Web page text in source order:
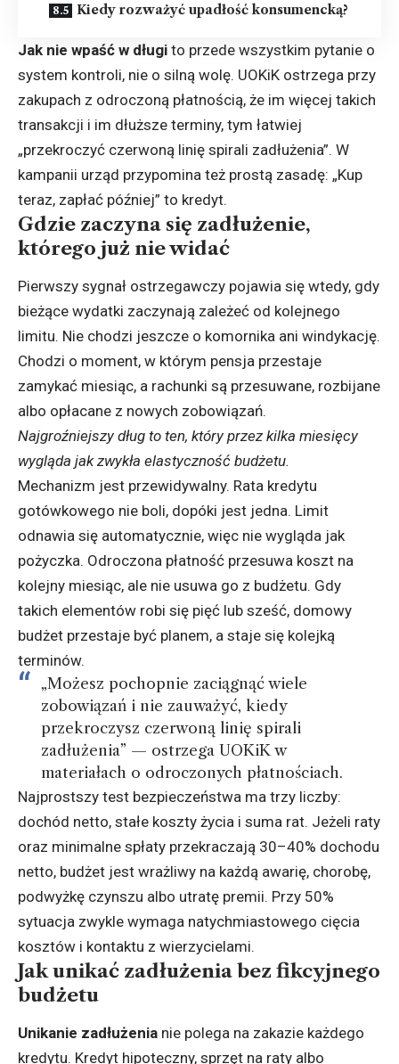
Kiedy rozważyć upadłość konsumencką?
Jak nie wpaść w długi to przede wszystkim pytanie o
system kontroli, nie o silną wolę. UOKiK ostrzega przy
zakupach z odroczoną płatnością, że im więcej takich
transakcji i im dłuższe terminy, tym łatwiej
„przekroczyć czerwoną linię spirali zadłużenia”. W
kampanii urząd przypomina też prostą zasadę: „Kup
teraz, zapłać później” to kredyt.
Gdzie zaczyna się zadłużenie,
którego już nie widać
Pierwszy sygnał ostrzegawczy pojawia się wtedy, gdy
bieżące wydatki zaczynają zależeć od kolejnego
limitu. Nie chodzi jeszcze o komornika ani windykację.
Chodzi o moment, w którym pensja przestaje
zamykać miesiąc, a rachunki są przesuwane, rozbijane
albo opłacane z nowych zobowiązań.
Najgroźniejszy dług to ten, który przez kilka miesięcy
wygląda jak zwykła elastyczność budżetu.
Mechanizm jest przewidywalny. Rata kredytu
gotówkowego nie boli, dopóki jest jedna. Limit
odnawia się automatycznie, więc nie wygląda jak
pożyczka. Odroczona płatność przesuwa koszt na
kolejny miesiąc, ale nie usuwa go z budżetu. Gdy
takich elementów robi się pięć lub sześć, domowy
budżet przestaje być planem, a staje się kolejką
terminów.
„Możesz pochopnie zaciągnąć wiele
zobowiązań i nie zauważyć, kiedy
przekroczysz czerwoną linię spirali
zadłużenia” — ostrzega UOKiK w
materiałach o odroczonych płatnościach.
Najprostszy test bezpieczeństwa ma trzy liczby:
dochód netto, stałe koszty życia i suma rat. Jeżeli raty
oraz minimalne spłaty przekraczają 30–40% dochodu
netto, budżet jest wrażliwy na każdą awarię, chorobę,
podwyżkę czynszu albo utratę premii. Przy 50%
sytuacja zwykle wymaga natychmiastowego cięcia
kosztów i kontaktu z wierzycielami.
Jak unikać zadłużenia bez fikcyjnego
budżetu
Unikanie zadłużenia nie polega na zakazie każdego
kredytu. Kredyt hipoteczny, sprzęt na raty albo